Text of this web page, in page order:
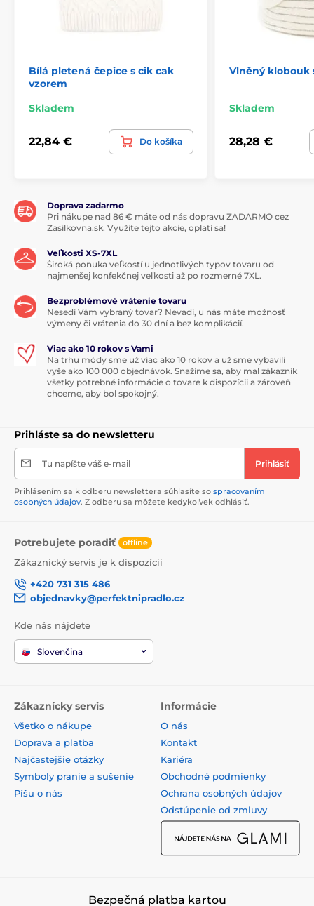
Bílá pletená čepice s cik cak
vzorem
Skladem
22,84 € Do košíka
Vlněný klobouk
Skladem
28,28 €
Doprava zadarmo
Pri nákupe nad 86 € máte od nás dopravu ZADARMO cez
Zasilkovna.sk. Využite tejto akcie, oplatí sa!
Veľkosti XS-7XL
Široká ponuka veľkostí u jednotlivých typov tovaru od
najmenšej konfekčnej veľkosti až po rozmerné 7XL.
Bezproblémové vrátenie tovaru
Nesedí Vám vybraný tovar? Nevadí, u nás máte možnosť
výmeny či vrátenia do 30 dní a bez komplikácií.
Viac ako 10 rokov s Vami
Na trhu módy sme už viac ako 10 rokov a už sme vybavili
vyše ako 100 000 objednávok. Snažíme sa, aby mal zákazník
všetky potrebné informácie o tovare k dispozícii a zároveň
chceme, aby bol spokojný.
Prihláste sa do newsletteru
Tu napíšte váš e-mail Prihlásiť
Prihlásením sa k odberu newslettera súhlasíte so spracovaním
osobných údajov. Z odberu sa môžete kedykoľvek odhlásiť.
Potrebujete poradiť offline
Zákaznický servis je k dispozícii
+420 731 315 486
objednavky@perfektnipradlo.cz
Kde nás nájdete
Slovenčina
Zákaznícky servis
Všetko o nákupe
Doprava a platba
Najčastejšie otázky
Symboly pranie a sušenie
Píšu o nás
Informácie
O nás
Kontakt
Kariéra
Obchodné podmienky
Ochrana osobných údajov
Odstúpenie od zmluvy
Bezpečná platba kartou